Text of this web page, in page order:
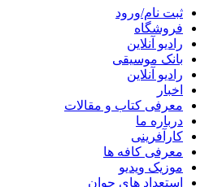
ثبت نام/ورود
فروشگاه
رادیو آنلاین
بانک موسیقی
رادیو آنلاین
اخبار
معرفی کتاب و مقالات
درباره ما
کارآفرینی
معرفی کافه ها
موزیک ویدیو
استعداد های جوان